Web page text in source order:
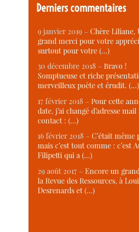
Derniers commentaires
9 janvier 2019 –Chère Liliane,
grand merci pour votre
surtout pour votre (…)
30 décembre 2018 –Bravo !
Somptueuse et riche
merveilleux poète et érudit. (…)
17 février 2018 –Pour cette
date, j’ai changé d’adresse mail
contact : (…)
16 février 2018 –C’était même
mais c’est tout comme : c’est
Filipetti qui a (…)
29 août 2017 –Encore un
la Revue des Ressources, à
Desrenards et (…)